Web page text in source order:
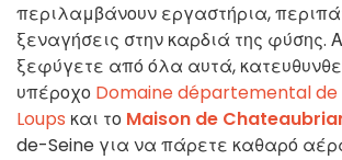
περιλαμβάνουν εργαστήρια,
ξεναγήσεις στην καρδιά της φύσης.
ξεφύγετε από όλα αυτά,
υπέροχο Domaine départemental
Loups και το Maison de
de-Seine για να πάρετε καθαρό